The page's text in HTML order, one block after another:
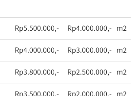
Rp5.500.000,- Rp4.000.000,- m2
Rp4.000.000,- Rp3.000.000,- m2
Rp3.800.000,- Rp2.500.000,- m2
Rp3.500.000,- Rp2.000.000,- m2